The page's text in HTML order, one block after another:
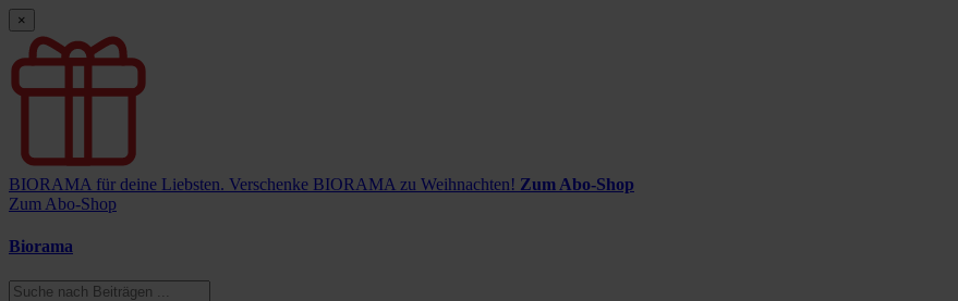
×
BIORAMA für deine Liebsten. Verschenke BIORAMA zu Weihnachten! Zum Abo-Shop
Zum Abo-Shop
Biorama